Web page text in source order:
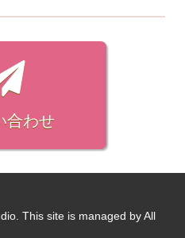
合わせ
This site is managed by All